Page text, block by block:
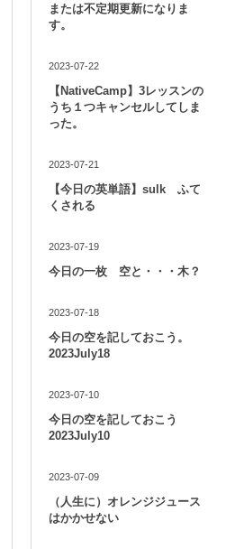
または不定期更新になりま
す。
2023-07-22
【NativeCamp】3レッスンの
うち１つキャンセルしてしま
った。
2023-07-21
【今日の英単語】sulk ふて
くされる
2023-07-19
今日の一枚 空と・・・木？
2023-07-18
今日の空を記しておこう。
2023July18
2023-07-10
今日の空を記しておこう
2023July10
2023-07-09
（人生に）オレンジジュース
はかかせない